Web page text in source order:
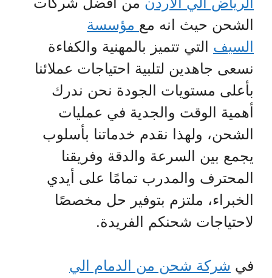
الشحن حيث انه مع مؤسسة
السيف التي تتميز بالمهنية والكفاءة
نسعى جاهدين لتلبية احتياجات عملائنا
بأعلى مستويات الجودة نحن ندرك
أهمية الوقت والجدية في عمليات
الشحن، ولهذا نقدم خدماتنا بأسلوب
يجمع بين السرعة والدقة وفريقنا
المحترف والمدرب تمامًا على أيدي
الخبراء، ملتزم بتوفير حل مخصصًا
لاحتياجات شحنكم الفريدة.
في شركة شحن من الدمام الي